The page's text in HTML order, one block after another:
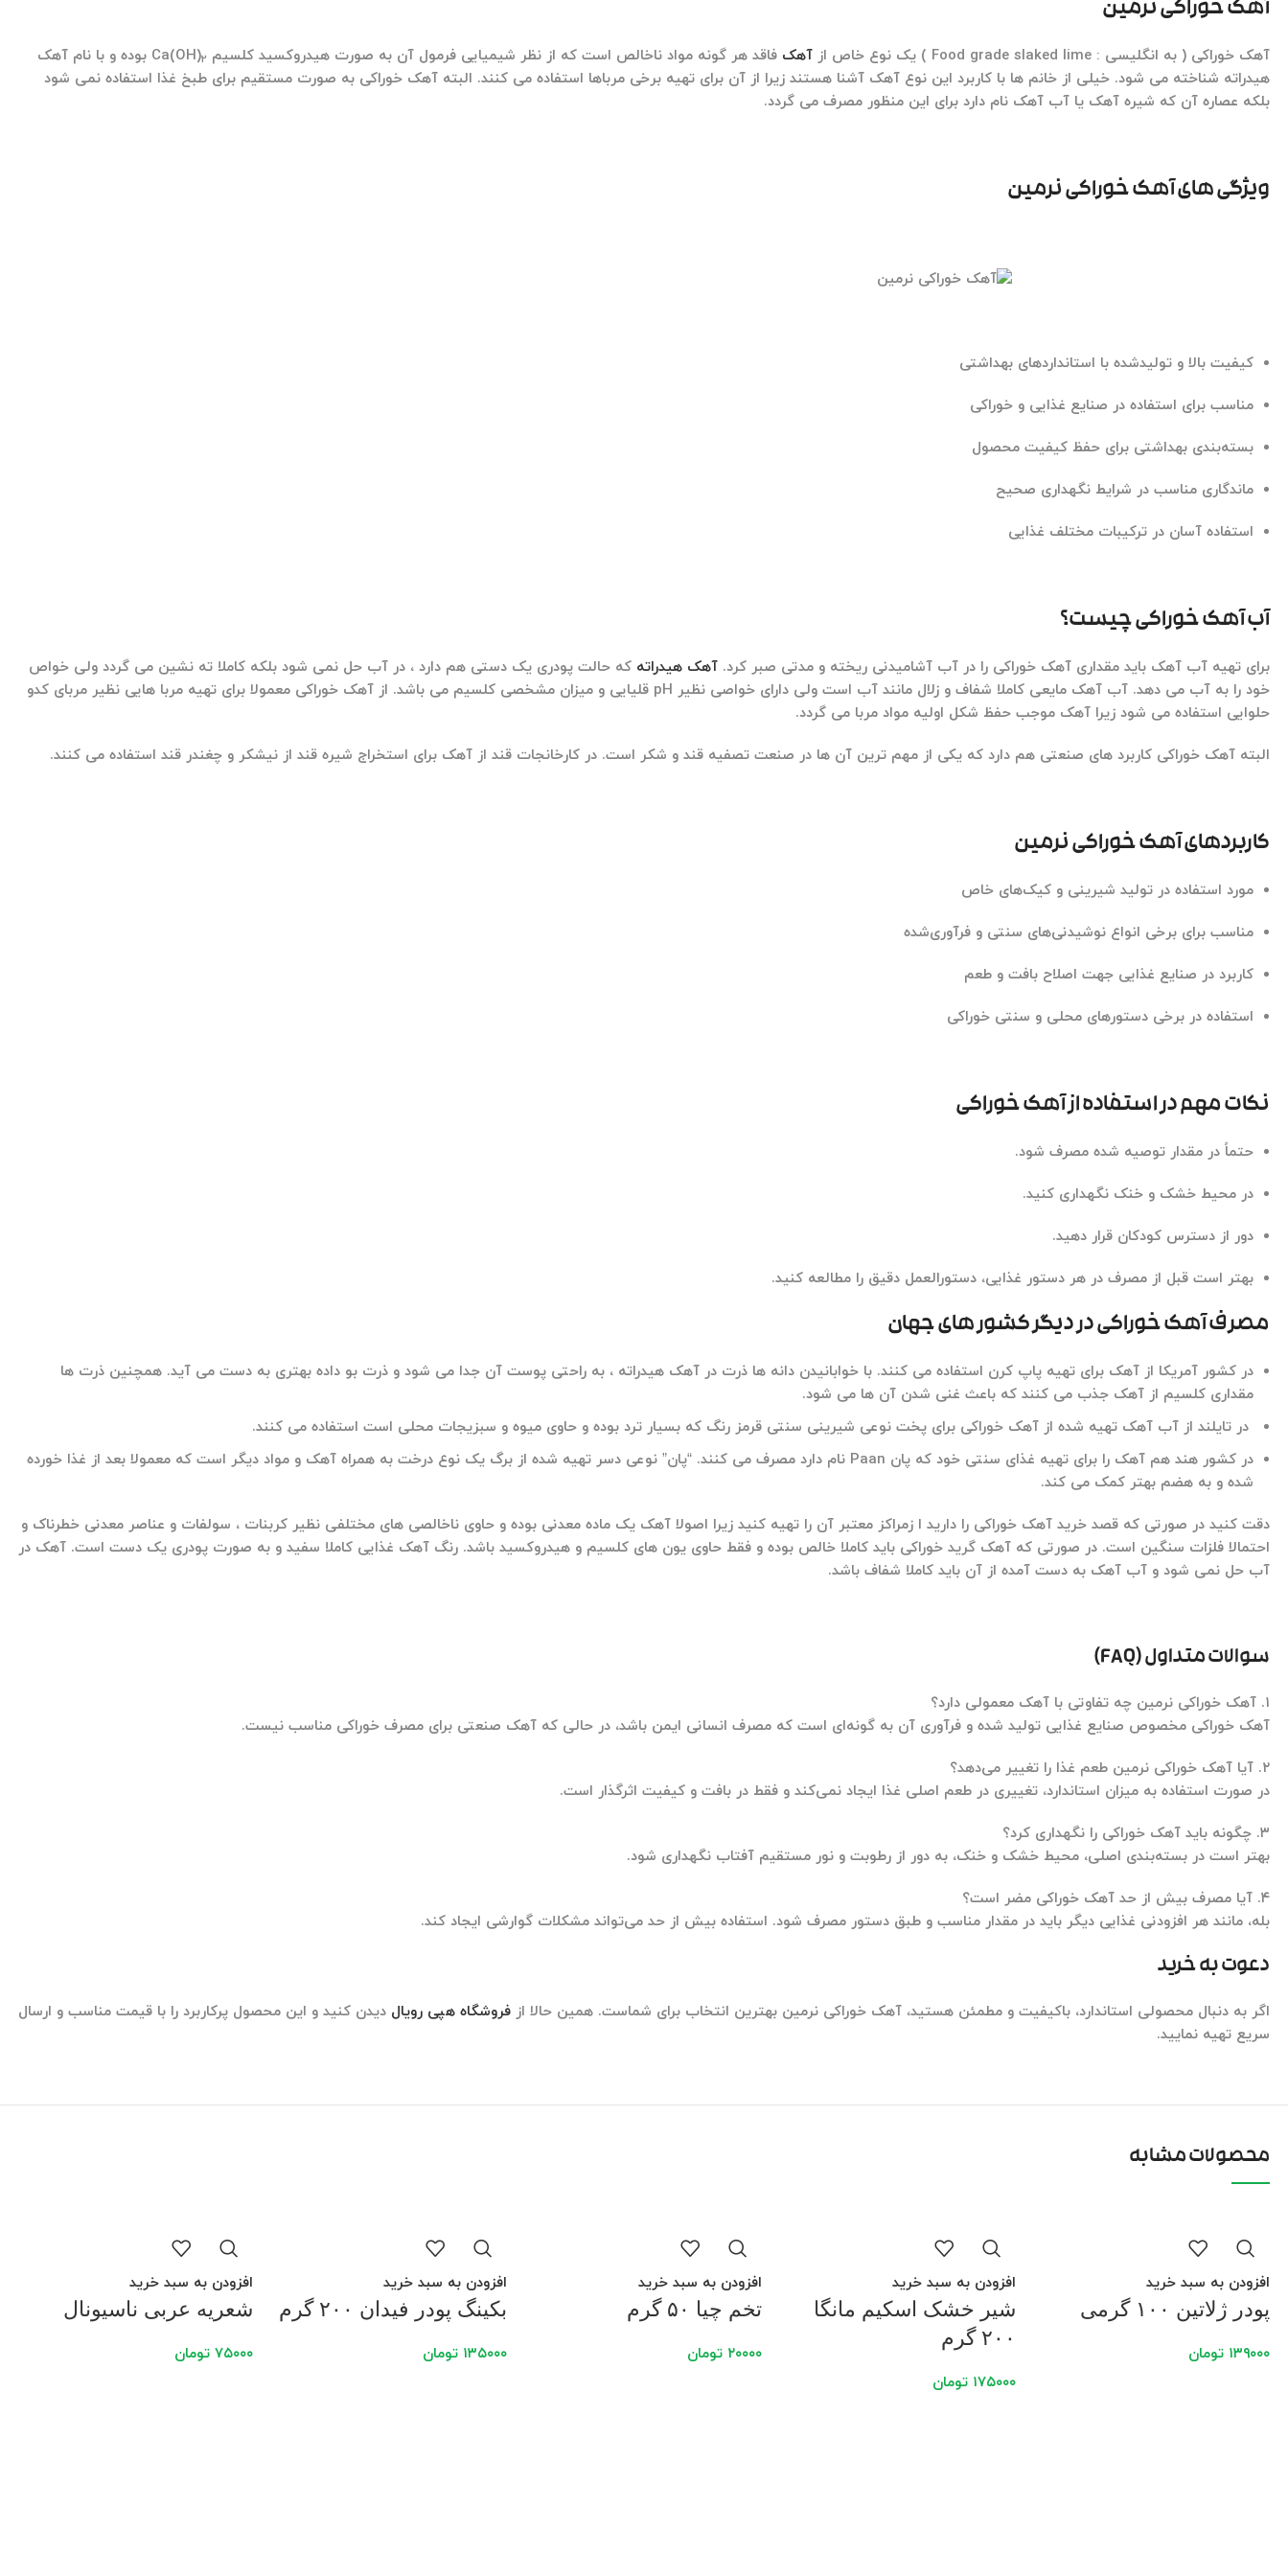
آهک خوراکی نرمین
آهک خوراکی ( به انگلیسی : Food grade slaked lime ) یک نوع خاص از آهک فاقد هر گونه مواد ناخالص است که از نظر شیمیایی فرمول آن به صورت هیدروکسید کلسیم Ca(OH) 2
بوده و با نام آهک
هیدراته شناخته می شود. خیلی از خانم ها با کاربرد این نوع آهک آشنا هستند زیرا از آن برای تهیه برخی مرباها استفاده می کنند. البته آهک خوراکی به صورت مستقیم برای طبخ غذا استفاده نمی شود
بلکه عصاره آن که شیره آهک یا آب آهک نام دارد برای این منظور مصرف می گردد.
ویژگی های آهک خوراکی نرمین
کیفیت بالا و تولیدشده با استانداردهای بهداشتی
مناسب برای استفاده در صنایع غذایی و خوراکی
بسته‌بندی بهداشتی برای حفظ کیفیت محصول
ماندگاری مناسب در شرایط نگهداری صحیح
استفاده آسان در ترکیبات مختلف غذایی
آب آهک خوراکی چیست؟
برای تهیه آب آهک باید مقداری آهک خوراکی را در آب آشامیدنی ریخته و مدتی صبر کرد. آهک هیدراته که حالت پودری یک دستی هم دارد ، در آب حل نمی شود بلکه کاملا ته نشین می گردد ولی خواص
خود را به آب می دهد. آب آهک مایعی کاملا شفاف و زلال مانند آب است ولی دارای خواصی نظیر pH قلیایی و میزان مشخصی کلسیم می باشد. از آهک خوراکی معمولا برای تهیه مربا هایی نظیر مربای کدو
حلوایی استفاده می شود زیرا آهک موجب حفظ شکل اولیه مواد مربا می گردد.
البته آهک خوراکی کاربرد های صنعتی هم دارد که یکی از مهم ترین آن ها در صنعت تصفیه قند و شکر است. در کارخانجات قند از آهک برای استخراج شیره قند از نیشکر و چغندر قند استفاده می کنند.
کاربردهای آهک خوراکی نرمین
مورد استفاده در تولید شیرینی و کیک‌های خاص
مناسب برای برخی انواع نوشیدنی‌های سنتی و فرآوری‌شده
کاربرد در صنایع غذایی جهت اصلاح بافت و طعم
استفاده در برخی دستورهای محلی و سنتی خوراکی
نکات مهم در استفاده از آهک خوراکی
حتماً در مقدار توصیه شده مصرف شود.
در محیط خشک و خنک نگهداری کنید.
دور از دسترس کودکان قرار دهید.
بهتر است قبل از مصرف در هر دستور غذایی، دستورالعمل دقیق را مطالعه کنید.
مصرف آهک خوراکی در دیگر کشور های جهان
در کشور آمریکا از آهک برای تهیه پاپ کرن استفاده می کنند. با خوابانیدن دانه ها ذرت در آهک هیدراته ، به راحتی پوست آن جدا می شود و ذرت بو داده بهتری به دست می آید. همچنین ذرت ها
مقداری کلسیم از آهک جذب می کنند که باعث غنی شدن آن ها می شود.
در تایلند از آب آهک تهیه شده از آهک خوراکی برای پخت نوعی شیرینی سنتی قرمز رنگ که بسیار ترد بوده و حاوی میوه و سبزیجات محلی است استفاده می کنند.
در کشور هند هم آهک را برای تهیه غذای سنتی خود که پان Paan نام دارد مصرف می کنند. “پان” نوعی دسر تهیه شده از برگ یک نوع درخت به همراه آهک و مواد دیگر است که معمولا بعد از غذا خورده
شده و به هضم بهتر کمک می کند.
دقت کنید در صورتی که قصد خرید آهک خوراکی را دارید ا زمراکز معتبر آن را تهیه کنید زیرا اصولا آهک یک ماده معدنی بوده و حاوی ناخالصی های مختلفی نظیر کربنات ، سولفات و عناصر معدنی خطرناک و
احتمالا فلزات سنگین است. در صورتی که آهک گرید خوراکی باید کاملا خالص بوده و فقط حاوی یون های کلسیم و هیدروکسید باشد. رنگ آهک غذایی کاملا سفید و به صورت پودری یک دست است. آهک در
آب حل نمی شود و آب آهک به دست آمده از آن باید کاملا شفاف باشد.
سوالات متداول (FAQ)
۱. آهک خوراکی نرمین چه تفاوتی با آهک معمولی دارد؟
آهک خوراکی مخصوص صنایع غذایی تولید شده و فرآوری آن به گونه‌ای است که مصرف انسانی ایمن باشد، در حالی که آهک صنعتی برای مصرف خوراکی مناسب نیست.
۲. آیا آهک خوراکی نرمین طعم غذا را تغییر می‌دهد؟
در صورت استفاده به میزان استاندارد، تغییری در طعم اصلی غذا ایجاد نمی‌کند و فقط در بافت و کیفیت اثرگذار است.
۳. چگونه باید آهک خوراکی را نگهداری کرد؟
بهتر است در بسته‌بندی اصلی، محیط خشک و خنک، به دور از رطوبت و نور مستقیم آفتاب نگهداری شود.
۴. آیا مصرف بیش از حد آهک خوراکی مضر است؟
بله، مانند هر افزودنی غذایی دیگر باید در مقدار مناسب و طبق دستور مصرف شود. استفاده بیش از حد می‌تواند مشکلات گوارشی ایجاد کند.
دعوت به خرید
اگر به دنبال محصولی استاندارد، باکیفیت و مطمئن هستید، آهک خوراکی نرمین بهترین انتخاب برای شماست. همین حالا از فروشگاه هپی رویال دیدن کنید و این محصول پرکاربرد را با قیمت مناسب و ارسال
سریع تهیه نمایید.
محصولات مشابه
افزودن به سبد خرید
پودر ژلاتین ۱۰۰ گرمی
۱۳۹۰۰۰ تومان
افزودن به سبد خرید
شیر خشک اسکیم مانگا
۲۰۰ گرم
۱۷۵۰۰۰ تومان
افزودن به سبد خرید
تخم چیا ۵۰ گرم
۲۰۰۰۰ تومان
افزودن به سبد خرید
بکینگ پودر فیدان ۲۰۰ گرم
۱۳۵۰۰۰ تومان
افزودن به سبد خرید
شعریه عربی ناسیونال
۷۵۰۰۰ تومان